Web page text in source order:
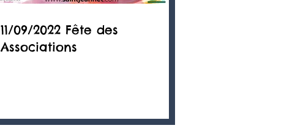
11/09/2022 Fête des
Associations